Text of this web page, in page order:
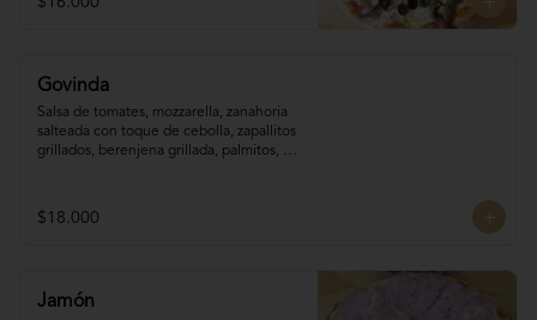
Govinda
Salsa de tomates, mozzarella, zanahoria
salteada con toque de cebolla, zapallitos
grillados, berenjena grillada, palmitos,
$18.000
Jamón